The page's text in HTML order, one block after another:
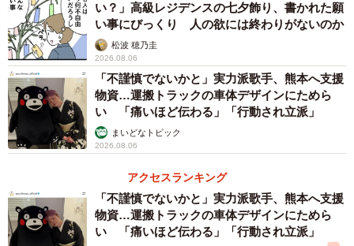
のが多く接触感染は比較的少ない、というデータもありま
す。
これらの追い風を受けて、5月以降はまた順調に会員数、
利用とも伸びているようです。特に4月以降に新しく会員に
なった人の動機は「公共交通機関を使いたくないから」が5
人に1人、というデータもあります。
ウィズコロナの時代の、人の移動のあり方。そのひとつ
の形として、カーシェアは今後さらに伸びていくのではな
いでしょうか。
い？」高級レジデンスの七夕飾り、書かれた願
い事にびっくり 人の欲には終わりがないのか
松波 穂乃圭
2026.08.06
「不謹慎でないかと」実力派歌手、熊本へ支援
物資…運搬トラックの車体デザインにためら
い 「痛いほど伝わる」「行動され立派」
まいどなトピック
2026.08.06
アクセスランキング
「不謹慎でないかと」実力派歌手、熊本へ支援
物資…運搬トラックの車体デザインにためら
い 「痛いほど伝わる」「行動され立派」